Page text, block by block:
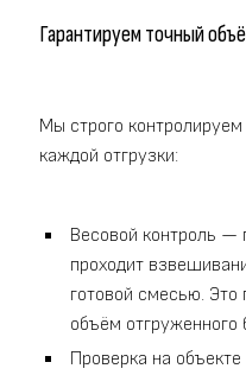
Гарантируем точный
Мы строго
каждой отгрузки:
Весовой контроль —
проходит
готовой смесью. Это
объём отгруженного
Проверка на